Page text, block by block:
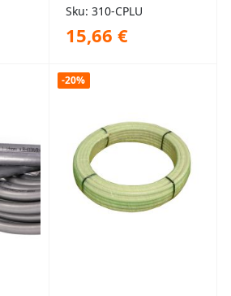
Sku: 310-CPLU
15,66 €
-20%